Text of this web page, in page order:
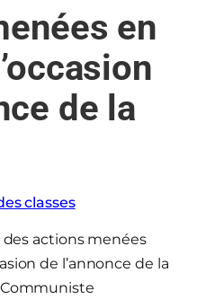
en
de la
classes
actions menées
de l’annonce de la